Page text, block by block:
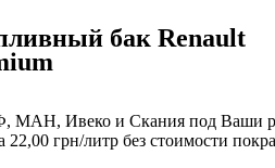
бак Renault
Ивеко и Скания под Ваши
грн/литр без стоимости